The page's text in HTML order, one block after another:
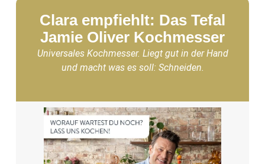
Clara empfiehlt: Das Tefal
Jamie Oliver Kochmesser
Universales Kochmesser. Liegt gut in der Hand
und macht was es soll: Schneiden.